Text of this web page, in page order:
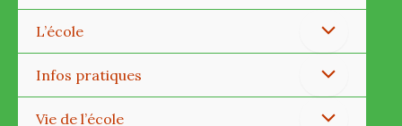
L’école Permutateur
de
Menu
Infos pratiques Permutateur
de
Vie de l’école Permutateur